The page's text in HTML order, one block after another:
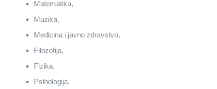
Matematika,
Muzika,
Medicina i javno zdravstvo,
Filozofija,
Fizika,
Psihologija,